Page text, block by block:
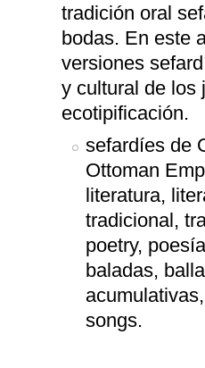
tradición oral
bodas. En este
versiones
y cultural de los
ecotipificación.
sefardíes de
Ottoman
literatura,
tradicional,
poetry,
baladas,
songs.